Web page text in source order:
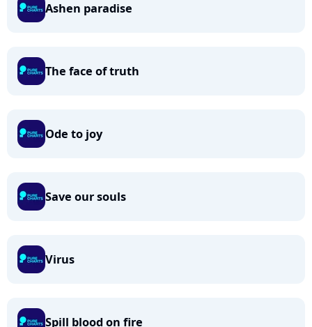
Ashen paradise
The face of truth
Ode to joy
Save our souls
Virus
Spill blood on fire